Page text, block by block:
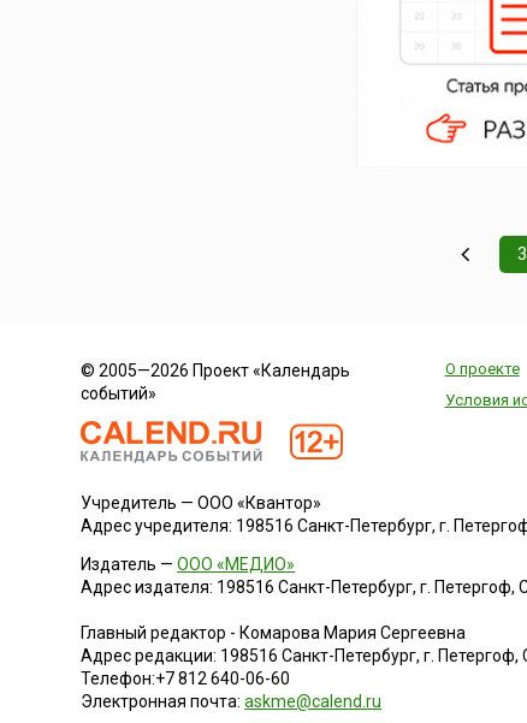
© 2005—2026 Проект «Календарь
событий»
О проекте
Условия
Учредитель — ООО «Квантор»
Адрес учредителя: 198516 Санкт-Петербург, г.
Издатель —ООО «МЕДИО»
Адрес издателя: 198516 Санкт-Петербург, г. Петергоф,
Главный редактор - Комарова Мария Сергеевна
Адрес редакции: 198516 Санкт-Петербург, г. Петергоф,
Телефон:+7 812 640-06-60
Электронная почта:askme@calend.ru